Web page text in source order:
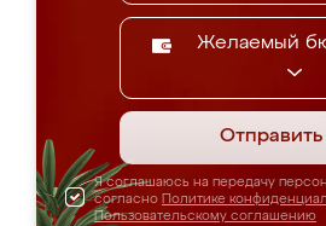
Желаемый
Отправить
Я соглашаюсь на передачу
согласно Политике
Пользовательскому соглашению